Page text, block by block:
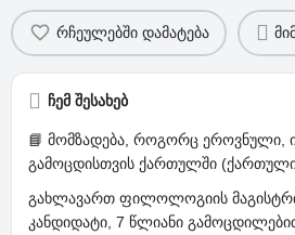
რჩეულებში დამატება
ჩემ შესახებ
📘 მომზადება, როგორც ეროვნული,
გამოცდისთვის ქართულში
გახლავართ ფილოლოგიის
კანდიდატი, 7 წლიანი